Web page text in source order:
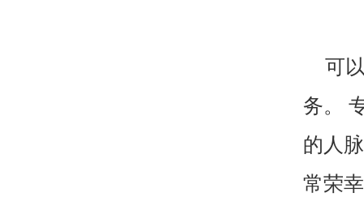
可
务。
的人
常荣